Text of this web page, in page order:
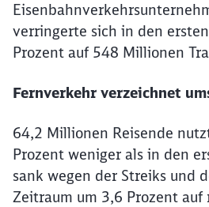
verringerte sich in den
Prozent auf 548 Millionen
Fernverkehr verzeichnet
64,2 Millionen Reisende
Prozent weniger als in den
sank wegen der Streiks und
Zeitraum um 3,6 Prozent